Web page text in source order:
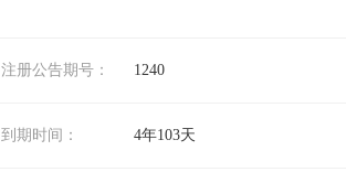
注册公告期号： 1240
到期时间： 4年103天